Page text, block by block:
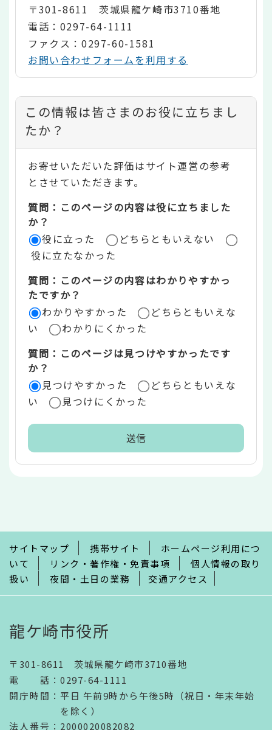
〒301-8611 茨城県龍ケ崎市3710番地
電話：0297-64-1111
ファクス：0297-60-1581
お問い合わせフォームを利用する
コ
ン
テ
ン
ツ
評
価
リ
ア
この情報は皆さまのお役に立ちまし
たか？
お寄せいただいた評価はサイト運営の参考
とさせていただきます。
質問：このページの内容は役に立ちました
か？
役に立った
どちらともいえない
役に立たなかった
質問：このページの内容はわかりやすかっ
たですか？
わかりやすかった
どちらともいえな
い
わかりにくかった
質問：このページは見つけやすかったです
か？
見つけやすかった
どちらともいえな
い
見つけにくかった
で
サイトマップ 携帯サイト
ホームページ利用につ
いて
リンク・著作権・免責事項
個人情報の取り
扱い
夜間・土日の業務 交通アクセス
龍ケ崎市役所
〒301-8611 茨城県龍ケ崎市3710番地
電話 ： 0297-64-1111
開庁時間 ： 平日 午前9時から午後5時（祝日・年末年始
を除く）
法人番号 ：2000020082082